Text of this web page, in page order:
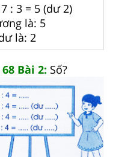
: 3 = 5 (dư 2)
là: 5
là: 2
Bài 2: Số?